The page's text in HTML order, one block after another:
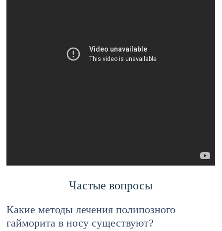
Частые вопросы
Какие методы лечения полипозного
гайморита в носу существуют?